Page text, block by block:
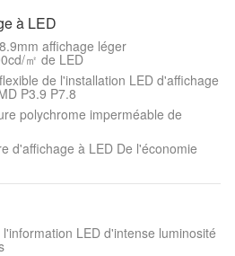
à LED
affichage léger
㎡ de LED
de l'installation LED d'affichage
P3.9 P7.8
polychrome imperméable de
d'affichage à LED De l'économie
LED d'intense luminosité